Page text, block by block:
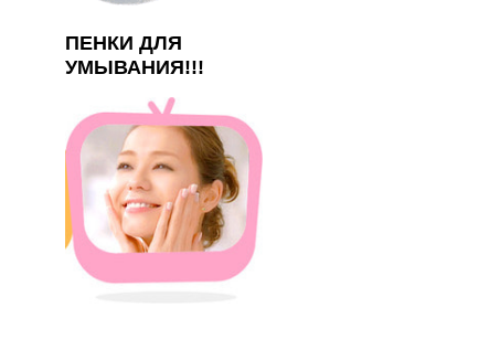
ПЕНКИ ДЛЯ
УМЫВАНИЯ!!!